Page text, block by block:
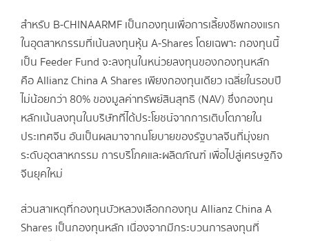
สำหรับ B-CHINAARMF เป็นกองทุนเพื่อการเลี้ยงชีพกองแรก
ในอุตสาหกรรมที่เน้นลงทุนหุ้น A-Shares โดยเฉพาะ กองทุนนี้
เป็น Feeder Fund จะลงทุนในหน่วยลงทุนของกองทุนหลัก
คือ Allianz China A Shares เพียงกองทุนเดียว เฉลี่ยในรอบปี
ไม่น้อยกว่า 80% ของมูลค่าทรัพย์สินสุทธิ (NAV) ซึ่งกองทุน
หลักเน้นลงทุนในบริษัทที่ได้ประโยชน์จากการเติบโตภายใน
ประเทศจีน อันเป็นผลมาจากนโยบายของรัฐบาลจีนที่มุ่งยก
ระดับอุตสาหกรรม การบริโภคและผลิตภัณฑ์ เพื่อไปสู่เศรษฐกิจ
จีนยุคใหม่
ส่วนสาเหตุที่กองทุนบัวหลวงเลือกกองทุน Allianz China A
Shares เป็นกองทุนหลัก เนื่องจากมีกระบวนการลงทุนที่